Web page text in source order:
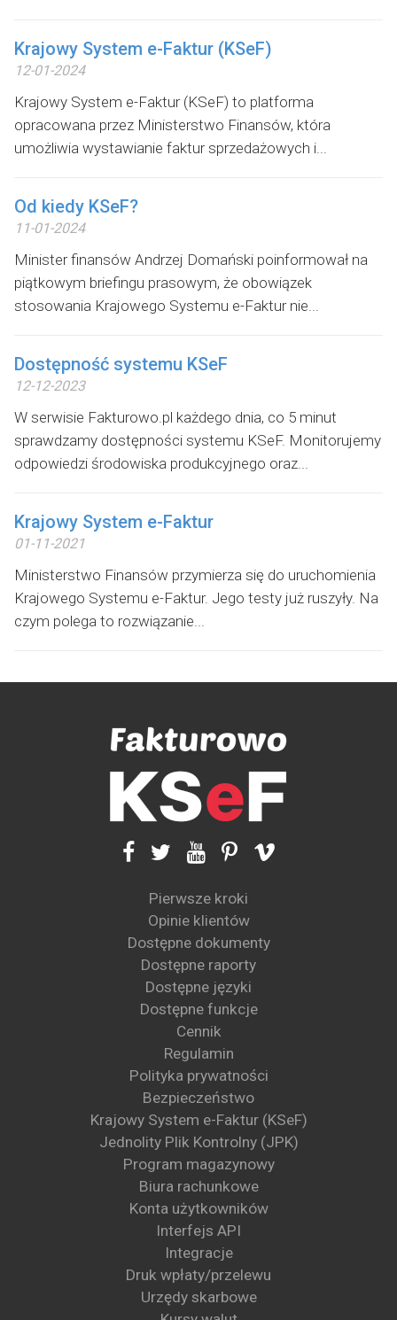
Krajowy System e-Faktur (KSeF)
12-01-2024
Krajowy System e-Faktur (KSeF) to platforma
opracowana przez Ministerstwo Finansów, która
umożliwia wystawianie faktur sprzedażowych i...
Od kiedy KSeF?
11-01-2024
Minister finansów Andrzej Domański poinformował na
piątkowym briefingu prasowym, że obowiązek
stosowania Krajowego Systemu e-Faktur nie...
Dostępność systemu KSeF
12-12-2023
W serwisie Fakturowo.pl każdego dnia, co 5 minut
sprawdzamy dostępności systemu KSeF. Monitorujemy
odpowiedzi środowiska produkcyjnego oraz...
Krajowy System e-Faktur
01-11-2021
Ministerstwo Finansów przymierza się do uruchomienia
Krajowego Systemu e-Faktur. Jego testy już ruszyły. Na
czym polega to rozwiązanie...
Pierwsze kroki
Opinie klientów
Dostępne dokumenty
Dostępne raporty
Dostępne języki
Dostępne funkcje
Cennik
Regulamin
Polityka prywatności
Bezpieczeństwo
Krajowy System e-Faktur (KSeF)
Jednolity Plik Kontrolny (JPK)
Program magazynowy
Biura rachunkowe
Konta użytkowników
Interfejs API
Integracje
Druk wpłaty/przelewu
Urzędy skarbowe